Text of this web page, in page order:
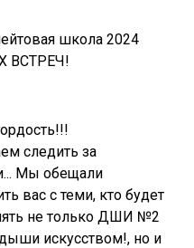
школа 2024
ВСТРЕЧ!
следить за
Мы обещали
вас с теми, кто будет
не только ДШИ №2
искусством!, но и